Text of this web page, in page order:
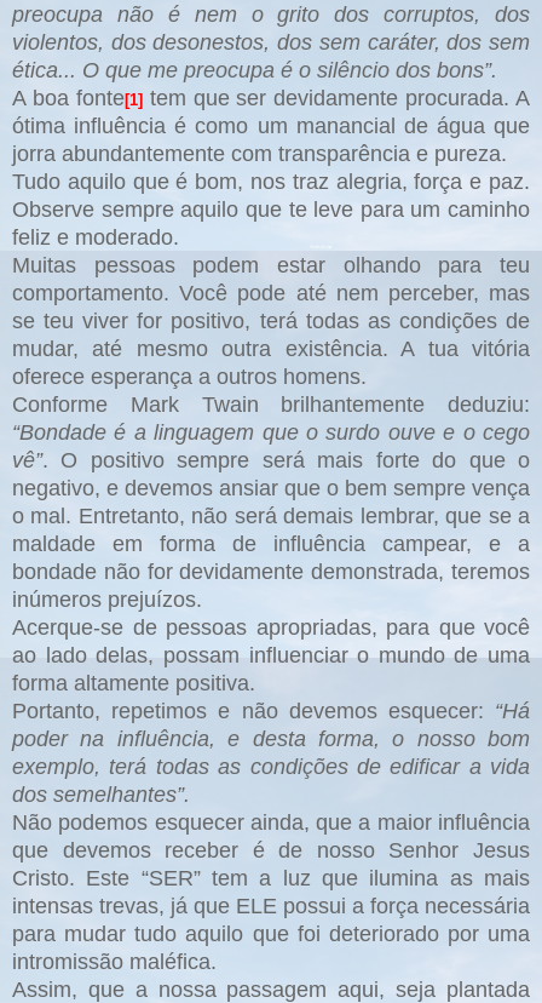
preocupa não é nem o grito dos corruptos, dos
violentos, dos desonestos, dos sem caráter, dos sem
ética... O que me preocupa é o silêncio dos bons”.
A boa fonte[1]tem que ser devidamente procurada. A
ótima influência é como um manancial de água que
jorra abundantemente com transparência e pureza.
Tudo aquilo que é bom, nos traz alegria, força e paz.
Observe sempre aquilo que te leve para um caminho
feliz e moderado.
Muitas pessoas podem estar olhando para teu
comportamento. Você pode até nem perceber, mas
se teu viver for positivo, terá todas as condições de
mudar, até mesmo outra existência.A tua vitória
oferece esperança a outros homens.
Conforme Mark Twain brilhantemente deduziu:
“Bondade é a linguagem que o surdo ouve e o cego
vê”. O positivo sempre será mais forte do que o
negativo, e devemos ansiar que o bem sempre vença
o mal. Entretanto, não será demais lembrar, que se a
maldade em forma de influência campear, e a
bondade não for devidamente demonstrada, teremos
inúmeros prejuízos.
Acerque-se de pessoas apropriadas, para que você
ao lado delas, possam influenciar o mundo de uma
forma altamente positiva.
Portanto, repetimos e não devemos esquecer: “Há
poder na influência, e desta forma, o nosso bom
exemplo, terá todas as condições de edificar a vida
dos semelhantes”.
Não podemos esquecer ainda, que a maior influência
que devemos receber é de nosso Senhor Jesus
Cristo. Este “SER” tem a luz que ilumina as mais
intensas trevas, já que ELE possui a força necessária
para mudar tudo aquilo que foi deteriorado por uma
intromissão maléfica.
Assim, que a nossa passagem aqui, seja plantada